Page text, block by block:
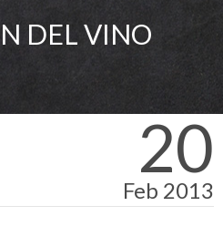
DEL VINO
20
Feb 2013